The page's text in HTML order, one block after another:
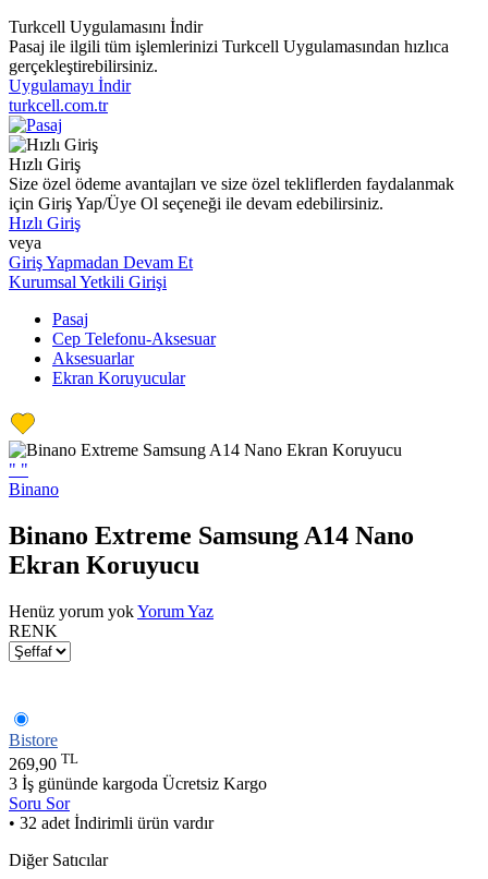
Turkcell Uygulamasını İndir
Pasaj ile ilgili tüm işlemlerinizi Turkcell Uygulamasından hızlıca
gerçekleştirebilirsiniz.
Uygulamayı İndir
turkcell.com.tr
Hızlı Giriş
Size özel ödeme avantajları ve size özel tekliflerden faydalanmak
için Giriş Yap/Üye Ol seçeneği ile devam edebilirsiniz.
Hızlı Giriş
veya
Giriş Yapmadan Devam Et
Kurumsal Yetkili Girişi
Pasaj
Cep Telefonu-Aksesuar
Aksesuarlar
Ekran Koruyucular
" "
Binano
Binano Extreme Samsung A14 Nano
Ekran Koruyucu
Henüz yorum yokYorum Yaz
RENK
Bistore
269,90 TL
3 İş gününde kargoda Ücretsiz Kargo
Soru Sor
• 32 adet İndirimli ürün vardır
Diğer Satıcılar